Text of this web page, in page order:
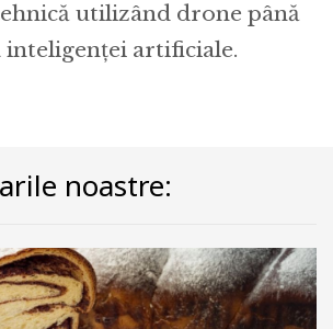
utilizând drone până
artificiale.
noastre: